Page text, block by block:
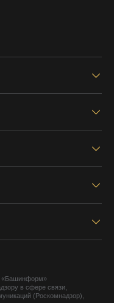
«Башинформ»
в сфере связи,
(Роскомнадзор),